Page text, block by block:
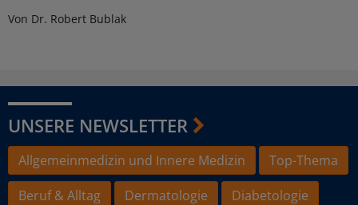
Von Dr. Robert Bublak
UNSERE NEWSLETTER
Allgemeinmedizin und Innere Medizin
Top-Thema
Beruf & Alltag
Dermatologie
Diabetologie